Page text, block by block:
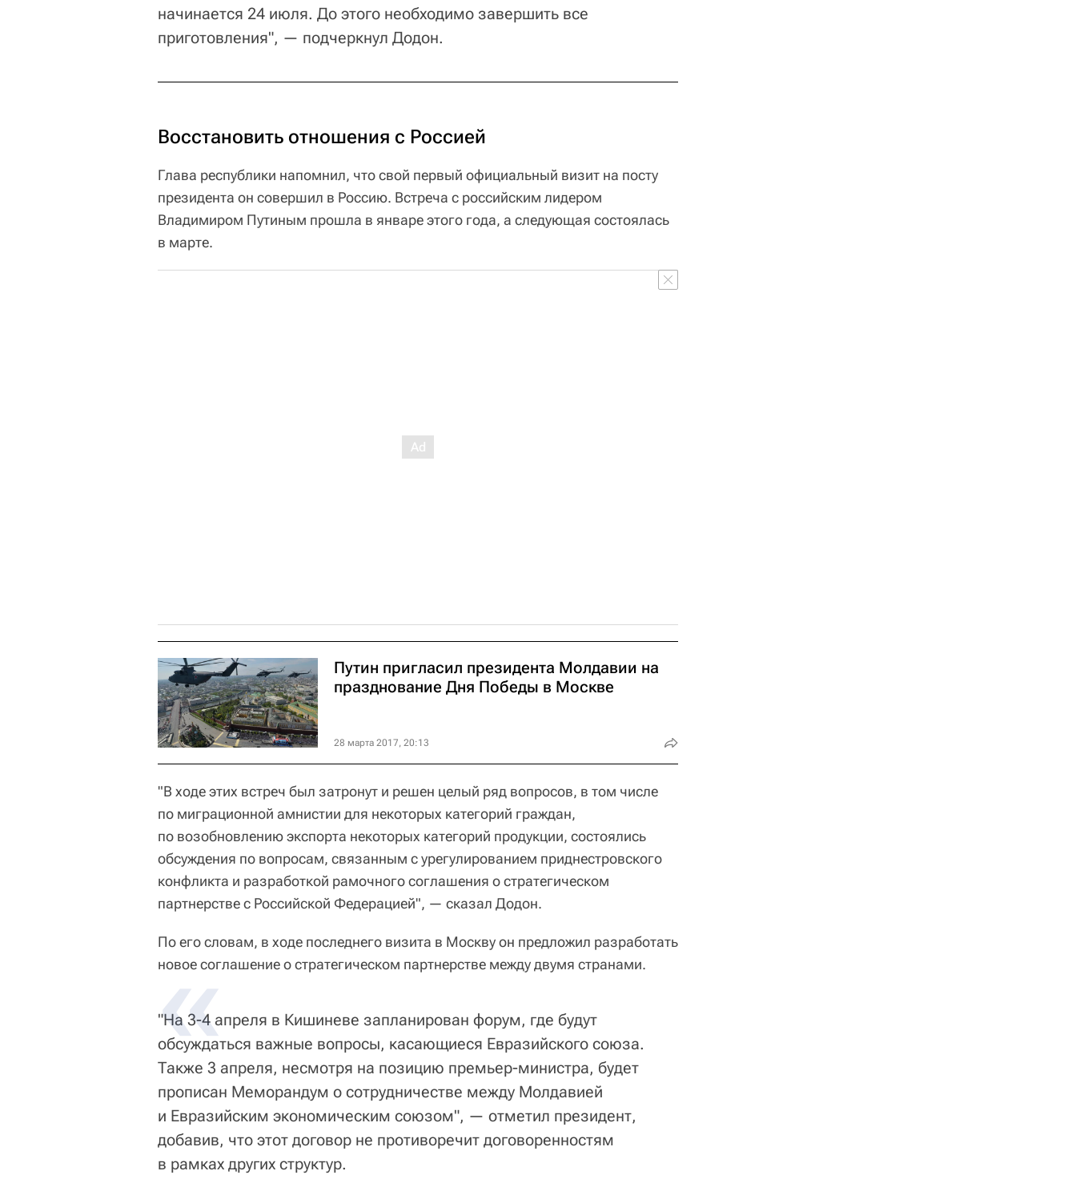
начинается 24 июля. До этого необходимо завершить все
приготовления", — подчеркнул Додон.
Восстановить отношения с Россией
Глава республики напомнил, что свой первый официальный визит на посту
президента он совершил в Россию. Встреча с российским лидером
Владимиром Путиным прошла в январе этого года, а следующая состоялась
в марте.
Путин пригласил президента Молдавии на
празднование Дня Победы в Москве
28 марта 2017, 20:13
"В ходе этих встреч был затронут и решен целый ряд вопросов, в том числе
по миграционной амнистии для некоторых категорий граждан,
по возобновлению экспорта некоторых категорий продукции, состоялись
обсуждения по вопросам, связанным с урегулированием приднестровского
конфликта и разработкой рамочного соглашения о стратегическом
партнерстве с Российской Федерацией", — сказал Додон.
По его словам, в ходе последнего визита в Москву он предложил разработать
новое соглашение о стратегическом партнерстве между двумя странами.
"На 3-4 апреля в Кишиневе запланирован форум, где будут
обсуждаться важные вопросы, касающиеся Евразийского союза.
Также 3 апреля, несмотря на позицию премьер-министра, будет
прописан Меморандум о сотрудничестве между Молдавией
и Евразийским экономическим союзом", — отметил президент,
добавив, что этот договор не противоречит договоренностям
в рамках других структур.